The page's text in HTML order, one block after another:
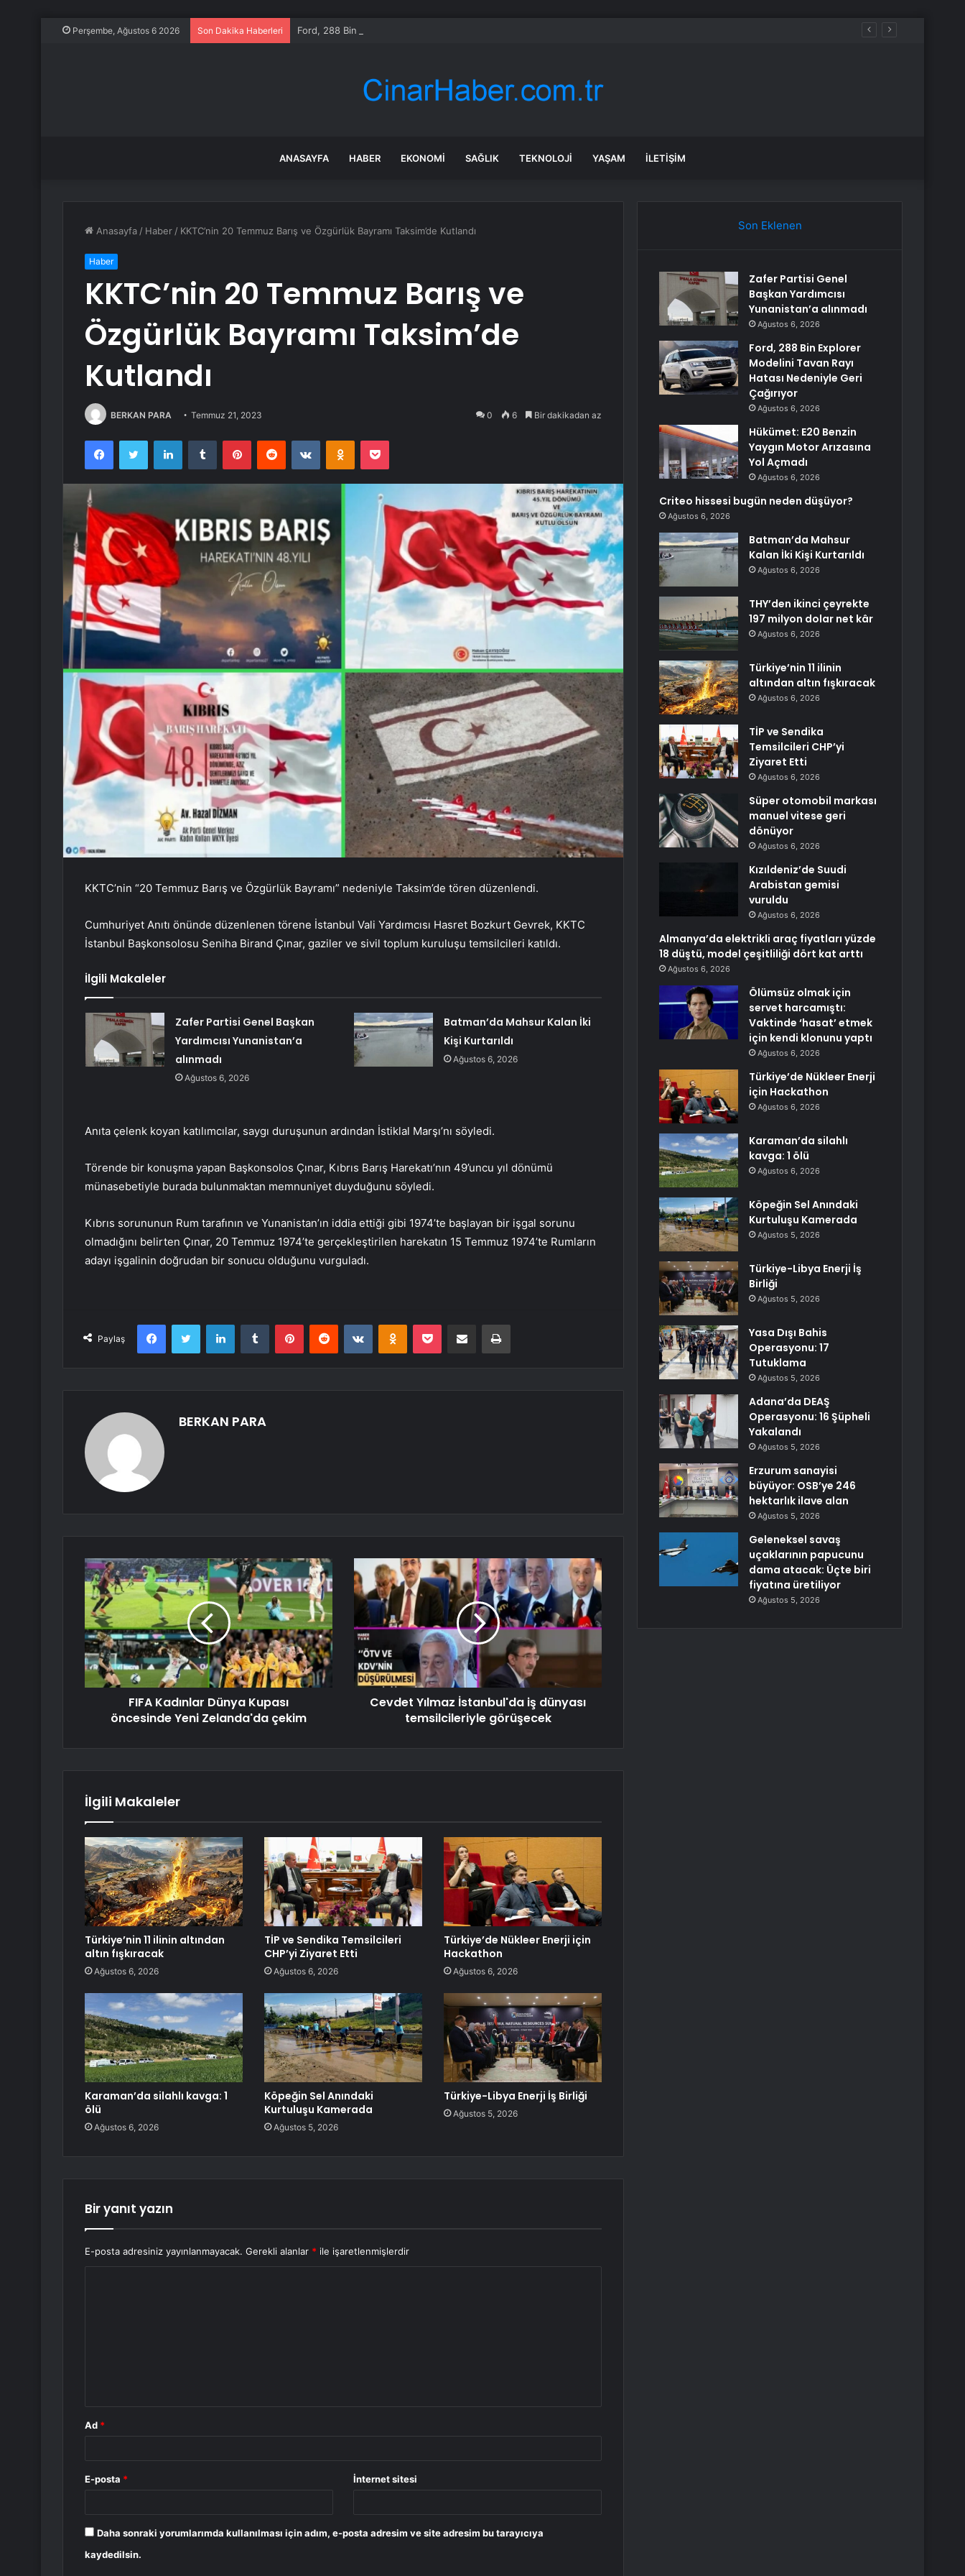
Perşembe, Ağustos 6 2026 Son Dakika Haberleri Ford, 288 Bin Explorer Modelini Tavan Rayı Hatası Nedeniyle Geri Çağırıyor
ANASAYFA HABER EKONOMI SAĞLIK TEKNOLOJI YAŞAM İLETIŞIM
Anasayfa / Haber / KKTC’nin 20 Temmuz Barış ve Özgürlük Bayramı Taksim’de Kutlandı
Haber
KKTC’nin 20 Temmuz Barış ve
Özgürlük Bayramı Taksim’de
Kutlandı
BERKAN PARA Temmuz 21, 2023 0 6 Bir dakikadan az
FacebookTwitter LinkedInTumblr PinterestReddit VKontakteOdnoklassniki
Pocket
KKTC’nin “20 Temmuz Barış ve Özgürlük Bayramı” nedeniyle Taksim’de tören düzenlendi.
Cumhuriyet Anıtı önünde düzenlenen törene İstanbul Vali Yardımcısı Hasret Bozkurt Gevrek, KKTC
İstanbul Başkonsolosu Seniha Birand Çınar, gaziler ve sivil toplum kuruluşu temsilcileri katıldı.
İlgili Makaleler
Zafer Partisi Genel Başkan
Yardımcısı Yunanistan’a
alınmadı
Ağustos 6, 2026
Batman’da Mahsur Kalan İki
Kişi Kurtarıldı
Ağustos 6, 2026
Anıta çelenk koyan katılımcılar, saygı duruşunun ardından İstiklal Marşı’nı söyledi.
Törende bir konuşma yapan Başkonsolos Çınar, Kıbrıs Barış Harekatı’nın 49’uncu yıl dönümü
münasebetiyle burada bulunmaktan memnuniyet duyduğunu söyledi.
Kıbrıs sorununun Rum tarafının ve Yunanistan’ın iddia ettiği gibi 1974’te başlayan bir işgal sorunu
olmadığını belirten Çınar, 20 Temmuz 1974’te gerçekleştirilen harekatın 15 Temmuz 1974’te Rumların
adayı işgalinin doğrudan bir sonucu olduğunu vurguladı.
Paylaş
FacebookTwitter LinkedInTumblr PinterestReddit VKontakteOdnoklassniki
Pocket E-Posta ile paylaş Yazdır
BERKAN PARA
FIFA Kadınlar Dünya Kupası
öncesinde Yeni Zelanda'da çekim
Cevdet Yılmaz İstanbul'da iş dünyası
temsilcileriyle görüşecek
İlgili Makaleler
Türkiye’nin 11 ilinin altından
altın fışkıracak
Ağustos 6, 2026
TİP ve Sendika Temsilcileri
CHP’yi Ziyaret Etti
Ağustos 6, 2026
Türkiye’de Nükleer Enerji için
Hackathon
Ağustos 6, 2026
Karaman’da silahlı kavga: 1
ölü
Ağustos 6, 2026
Köpeğin Sel Anındaki
Kurtuluşu Kamerada
Ağustos 5, 2026
Türkiye-Libya Enerji İş Birliği
Ağustos 5, 2026
Bir yanıt yazın
E-posta adresiniz yayınlanmayacak. Gerekli alanlar * ile işaretlenmişlerdir
Ad *
E-posta * İnternet sitesi
Daha sonraki yorumlarımda kullanılması için adım, e-posta adresim ve site adresim bu tarayıcıya
kaydedilsin.
Son Eklenen
Zafer Partisi Genel
Başkan Yardımcısı
Yunanistan’a alınmadı
Ağustos 6, 2026
Ford, 288 Bin Explorer
Modelini Tavan Rayı
Hatası Nedeniyle Geri
Çağırıyor
Ağustos 6, 2026
Hükümet: E20 Benzin
Yaygın Motor Arızasına
Yol Açmadı
Ağustos 6, 2026
Criteo hissesi bugün neden düşüyor?
Ağustos 6, 2026
Batman’da Mahsur
Kalan İki Kişi Kurtarıldı
Ağustos 6, 2026
THY’den ikinci çeyrekte
197 milyon dolar net kâr
Ağustos 6, 2026
Türkiye’nin 11 ilinin
altından altın fışkıracak
Ağustos 6, 2026
TİP ve Sendika
Temsilcileri CHP’yi
Ziyaret Etti
Ağustos 6, 2026
Süper otomobil markası
manuel vitese geri
dönüyor
Ağustos 6, 2026
Kızıldeniz’de Suudi
Arabistan gemisi
vuruldu
Ağustos 6, 2026
Almanya’da elektrikli araç fiyatları yüzde
18 düştü, model çeşitliliği dört kat arttı
Ağustos 6, 2026
Ölümsüz olmak için
servet harcamıştı:
Vaktinde ‘hasat’ etmek
için kendi klonunu yaptı
Ağustos 6, 2026
Türkiye’de Nükleer Enerji
için Hackathon
Ağustos 6, 2026
Karaman’da silahlı
kavga: 1 ölü
Ağustos 6, 2026
Köpeğin Sel Anındaki
Kurtuluşu Kamerada
Ağustos 5, 2026
Türkiye-Libya Enerji İş
Birliği
Ağustos 5, 2026
Yasa Dışı Bahis
Operasyonu: 17
Tutuklama
Ağustos 5, 2026
Adana’da DEAŞ
Operasyonu: 16 Şüpheli
Yakalandı
Ağustos 5, 2026
Erzurum sanayisi
büyüyor: OSB’ye 246
hektarlık ilave alan
Ağustos 5, 2026
Geleneksel savaş
uçaklarının papucunu
dama atacak: Üçte biri
fiyatına üretiliyor
Ağustos 5, 2026